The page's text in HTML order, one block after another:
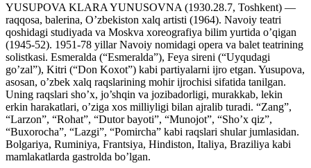
YUSUPOVA KLARA YUNUSOVNA (1930.28.7, Toshkent) —
raqqosa, balerina, O’zbekiston xalq artisti (1964). Navoiy teatri
qoshidagi studiyada va Moskva xoreografiya bilim yurtida o’qigan
(1945-52). 1951-78 yillar Navoiy nomidagi opera va balet teatrining
solistkasi. Esmeralda (“Esmeralda”), Feya sireni (“Uyqudagi
go’zal”), Kitri (“Don Koxot”) kabi partiyalarni ijro etgan. Yusupova,
asosan, o’zbek xalq raqslarining mohir ijrochisi sifatida tanilgan.
Uning raqslari sho’x, jo’shqin va jozibadorligi, murakkab, lekin
erkin harakatlari, o’ziga xos milliyligi bilan ajralib turadi. “Zang”,
“Larzon”, “Rohat”, “Dutor bayoti”, “Munojot”, “Sho’x qiz”,
“Buxorocha”, “Lazgi”, “Pomircha” kabi raqslari shular jumlasidan.
Bolgariya, Ruminiya, Frantsiya, Hindiston, Italiya, Braziliya kabi
mamlakatlarda gastrolda bo’lgan.